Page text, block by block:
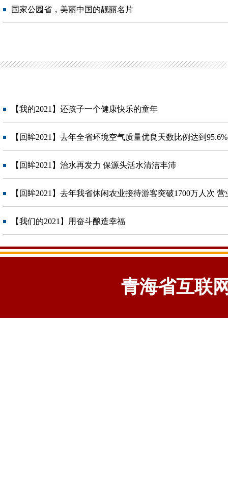
国家公园省，美丽中国的靓丽名片
【我的2021】还孩子一个健康快乐的童年
【回眸2021】去年全省环境空气质量优良天数比例达到95.6%
【回眸2021】治水再发力 保源头活水清洁丰沛
【回眸2021】去年我省休闲农业接待游客突破1700万人次 营
【我们的2021】用奋斗酿造幸福
青海省互联